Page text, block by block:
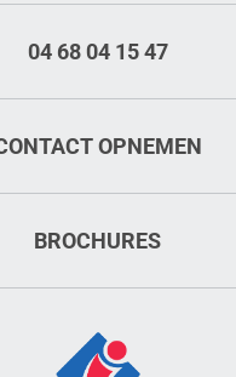
04 68 04 15 47
OPNEMEN
BROCHURES